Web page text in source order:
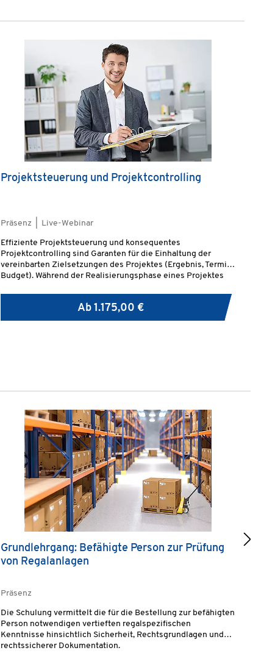
Projektsteuerung und Projektcontrolling
Präsenz | Live-Webinar
Effiziente Projektsteuerung und konsequentes
Projektcontrolling sind Garanten für die Einhaltung der
vereinbarten Zielsetzungen des Projektes (Ergebnis, Termin,
Budget). Während der Realisierungsphase eines Projektes
Ab1.175,00 €
Grundlehrgang: Befähigte Person zur Prüfung
von Regalanlagen
Präsenz
Die Schulung vermittelt die für die Bestellung zur befähigten
Person notwendigen vertieften regalspezifischen
Kenntnisse hinsichtlich Sicherheit, Rechtsgrundlagen und
rechtssicherer Dokumentation.